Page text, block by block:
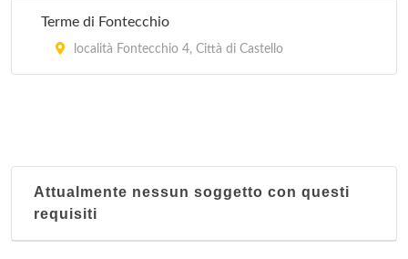
Terme di Fontecchio
località Fontecchio 4, Città di Castello
Attualmente nessun soggetto con questi
requisiti